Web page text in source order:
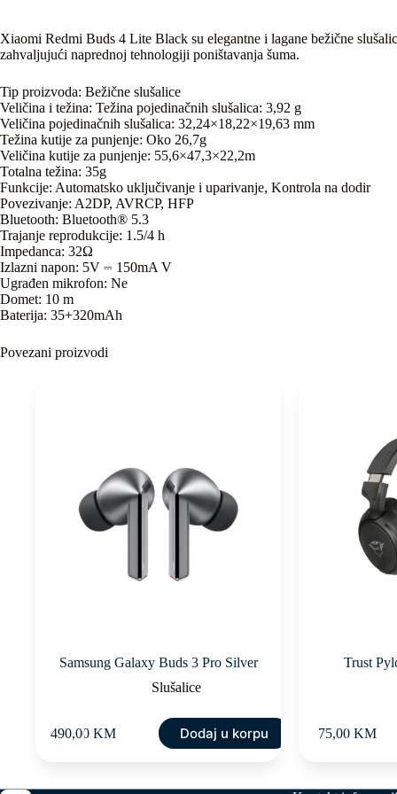
Xiaomi Redmi Buds 4 Lite Black su elegantne i lagane bežične
zahvaljujući naprednoj tehnologiji poništavanja šuma.
Tip proizvoda: Bežične slušalice
Veličina i težina: Težina pojedinačnih slušalica: 3,92 g
Veličina pojedinačnih slušalica: 32,24×18,22×19,63 mm
Težina kutije za punjenje: Oko 26,7g
Veličina kutije za punjenje: 55,6×47,3×22,2m
Totalna težina: 35g
Funkcije: Automatsko uključivanje i uparivanje, Kontrola na dodir
Povezivanje: A2DP, AVRCP, HFP
Bluetooth: Bluetooth® 5.3
Trajanje reprodukcije: 1.5/4 h
Impedanca: 32Ω
Izlazni napon: 5V ⎓ 150mA V
Ugrađen mikrofon: Ne
Domet: 10 m
Baterija: 35+320mAh
Povezani proizvodi
Samsung Galaxy Buds 3 Pro Silver
Slušalice
490,00KM Dodaj u korpu
Trust
75,00 KM